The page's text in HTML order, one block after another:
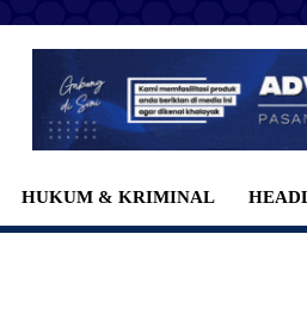
HUKUM & KRIMINAL